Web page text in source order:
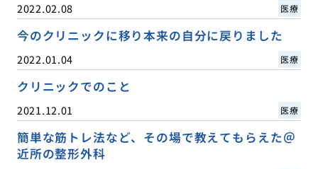
2022.02.08 医療
今のクリニックに移り本来の自分に戻りました
2022.01.04 医療
クリニックでのこと
2021.12.01 医療
簡単な筋トレ法など、その場で教えてもらえた＠
近所の整形外科